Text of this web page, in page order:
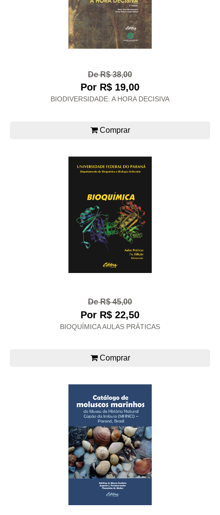
De R$ 38,00
Por R$ 19,00
BIODIVERSIDADE: A HORA DECISIVA
Comprar
De R$ 45,00
Por R$ 22,50
BIOQUÍMICA AULAS PRÁTICAS
Comprar